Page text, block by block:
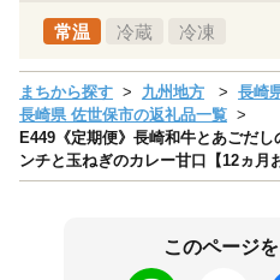
常温 冷蔵 冷凍
まちから探す 九州地方
長崎
長崎県 佐世保市の返礼品一覧
E449《定期便》長崎和牛とあごだ
ンチと玉ねぎのカレー甘口【12ヵ月
このページ